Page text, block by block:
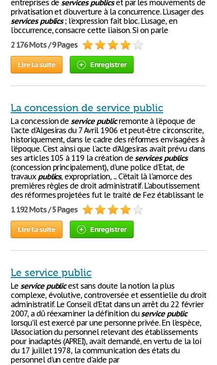
entreprises deservices publicset par les mouvements de
privatisation et d'ouverture à la concurrence. L'usager des
services publics; l'expression fait bloc. L'usage, en
l'occurrence, consacre cette liaison. Si on parle
2 176 Mots / 9 Pages
Lire la suite Enregistrer
La concession de service public
La concession deservice publicremonte à l'époque de
l'acte d'Algesiras du 7 Avril 1906 et peut-être circonscrite,
historiquement, dans le cadre des réformes envisagées à
l'époque. C'est ainsi que l'acte d'Algesiras avait prévu dans
ses articles 105 à 119 la création deservices publics
(concession principalement), d'une police d'Etat, de
travaux publics, expropriation, ... C'était là l'amorce des
premières règles de droit administratif. L'aboutissement
des réformes projetées fut le traité de Fez établissant le
1 192 Mots / 5 Pages
Lire la suite Enregistrer
Le service public
Le service publicest sans doute la notion la plus
complexe, évolutive, controversée et essentielle du droit
administratif. Le Conseil d’Etat dans un arrêt du 22 février
2007, a dû réexaminer la définition duservice public
lorsqu’il est exercé par une personne privée. En l'espèce,
l'Association du personnel relevant des établissements
pour inadaptés (APREI), avait demandé, en vertu de la loi
du 17 juillet 1978, la communication des états du
personnel d'un centre d'aide par